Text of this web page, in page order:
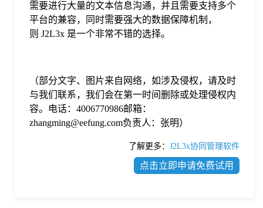
需要进行大量的文本信息沟通，并且需要支持多个
平台的兼容，同时需要强大的数据保障机制，
则 J2L3x 是一个非常不错的选择。
（部分文字、图片来自网络，如涉及侵权，请及时
与我们联系，我们会在第一时间删除或处理侵权内
容。电话：4006770986邮箱：
zhangming@eefung.com负责人：张明）
了解更多： J2L3x协同管理软件
点击立即申请免费试用